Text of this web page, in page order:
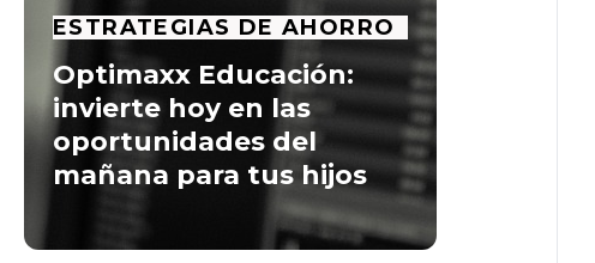
ESTRATEGIAS DE AHORRO
Optimaxx Educación:
invierte hoy en las
oportunidades del
mañana para tus hijos